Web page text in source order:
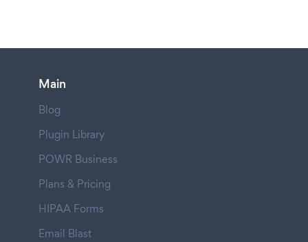
Main
Blog
Plugin Library
POWR Business
Plans & Pricing
HIPAA Forms
Email Blast